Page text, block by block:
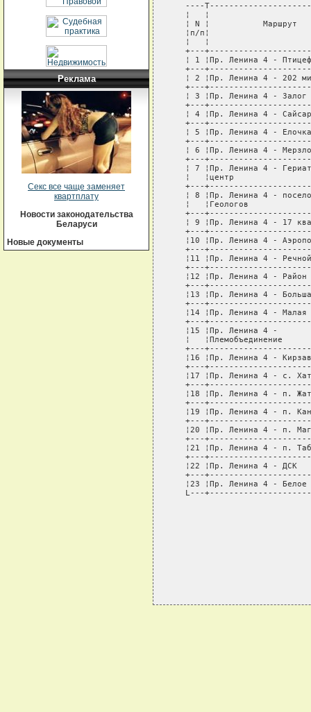
Реклама
Секс все чаще заменяет
квартплату
Новости законодательства
Беларуси
Новые документы
----
¦   ¦
¦ N ¦           Маршрут
¦п/п¦
¦   ¦
+---
¦ 1 ¦Пр. Ленина 4 -
+---
¦ 2 ¦Пр. Ленина 4 - 202
+---
¦ 3 ¦Пр. Ленина 4 -
+---
¦ 4 ¦Пр. Ленина 4 -
+---
¦ 5 ¦Пр. Ленина 4 -
+---
¦ 6 ¦Пр. Ленина 4 -
+---
¦ 7 ¦Пр. Ленина 4 -
¦   ¦центр
+---
¦ 8 ¦Пр. Ленина 4 -
¦   ¦Геологов
+---
¦ 9 ¦Пр. Ленина 4 - 17
+---
¦10 ¦Пр. Ленина 4 -
+---
¦11 ¦Пр. Ленина 4 -
+---
¦12 ¦Пр. Ленина 4 -
+---
¦13 ¦Пр. Ленина 4 -
+---
¦14 ¦Пр. Ленина 4 -
+---
¦15 ¦Пр. Ленина 4 -
¦   ¦Племобъединение
+---
¦16 ¦Пр. Ленина 4 -
+---
¦17 ¦Пр. Ленина 4 - с.
+---
¦18 ¦Пр. Ленина 4 - п.
+---
¦19 ¦Пр. Ленина 4 - п.
+---
¦20 ¦Пр. Ленина 4 - п.
+---
¦21 ¦Пр. Ленина 4 - п.
+---
¦22 ¦Пр. Ленина 4 - ДСК
+---
¦23 ¦Пр. Ленина 4 -
L---